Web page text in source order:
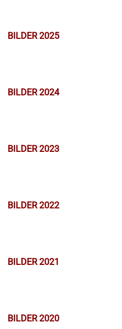
BILDER 2025
BILDER 2024
BILDER 2023
BILDER 2022
BILDER 2021
BILDER 2020